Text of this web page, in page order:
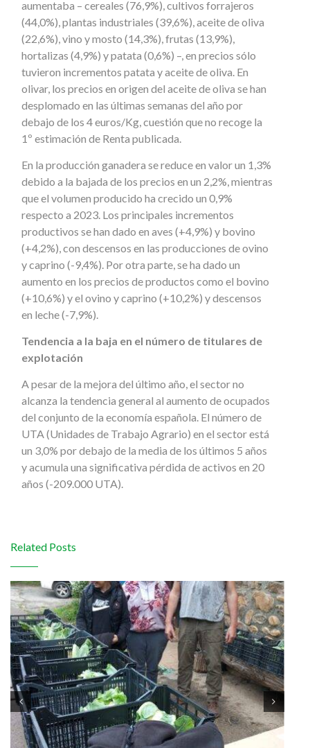
aumentaba – cereales (76,9%), cultivos forrajeros
(44,0%), plantas industriales (39,6%), aceite de oliva
(22,6%), vino y mosto (14,3%), frutas (13,9%),
hortalizas (4,9%) y patata (0,6%) –, en precios sólo
tuvieron incrementos patata y aceite de oliva. En
olivar, los precios en origen del aceite de oliva se han
desplomado en las últimas semanas del año por
debajo de los 4 euros/Kg, cuestión que no recoge la
1º estimación de Renta publicada.
En la producción ganadera se reduce en valor un 1,3%
debido a la bajada de los precios en un 2,2%, mientras
que el volumen producido ha crecido un 0,9%
respecto a 2023. Los principales incrementos
productivos se han dado en aves (+4,9%) y bovino
(+4,2%), con descensos en las producciones de ovino
y caprino (-9,4%). Por otra parte, se ha dado un
aumento en los precios de productos como el bovino
(+10,6%) y el ovino y caprino (+10,2%) y descensos
en leche (-7,9%).
Tendencia a la baja en el número de titulares de
explotación
A pesar de la mejora del último año, el sector no
alcanza la tendencia general al aumento de ocupados
del conjunto de la economía española. El número de
UTA (Unidades de Trabajo Agrario) en el sector está
un 3,0% por debajo de la media de los últimos 5 años
y acumula una significativa pérdida de activos en 20
años (-209.000 UTA).
Related Posts